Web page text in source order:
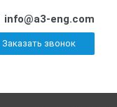
info@a3-eng.com
Заказать звонок